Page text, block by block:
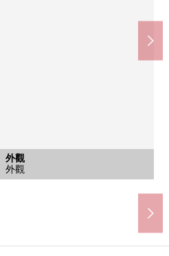
外觀
外觀
外觀
外觀
外觀
外觀
入口
入口
入口
共有部分
共有部分